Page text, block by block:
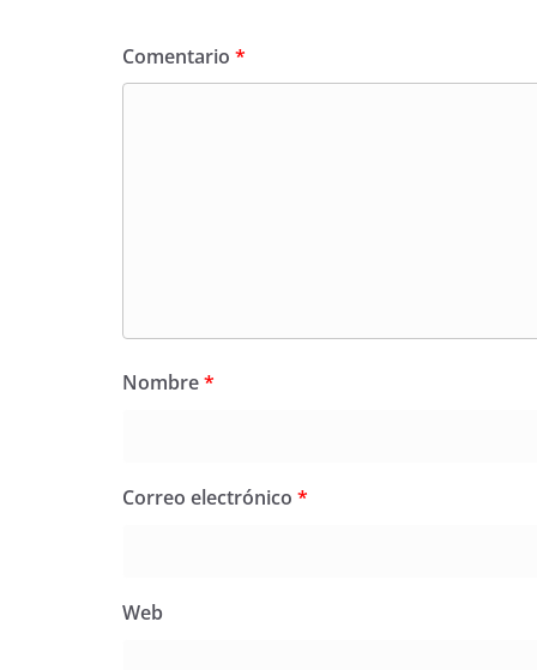
Comentario *
Nombre*
Correo electrónico *
Web